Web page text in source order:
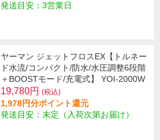
発送目安：3営業日
ヤーマン ジェットフロスEX【トルネー
ド水流/コンパクト/防水/水圧調整6段階
＋BOOSTモード/充電式】 YOI-2000W
19,780円 (税込)
1,978円分ポイント還元
発送目安：未定（入荷次第お届け）